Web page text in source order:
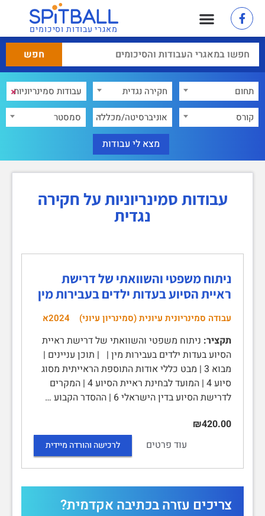
מאגרי עבודות וסיכומים
תחום חקירה נגדית ×
קורס אוניברסיטה/מכללה סמסטר
עבודות סמינריוניות על חקירה
נגדית
ניתוח משפטי והשוואתי של דרישת
ראיית הסיוע בעדות ילדים בעבירות מין
עבודה סמינריונית עיונית (סמינריון עיוני) 2024א
תקציר: ניתוח משפטי והשוואתי של דרישת ראיית
הסיוע בעדות ילדים בעבירות מין | | תוכן עניינים |
מבוא 3 | מבט כללי אודות התוספת הראייתית מסוג
סיוע 4 | המועד לבחינת ראיית הסיוע 4 | המקרים
לדרישת הסיוע בדין הישראלי 6 | ההסדר הקבוע …
₪420.00
עוד פרטים
לרכישה והורדה מיידית
צריכים עזרה בכתיבה אקדמית?